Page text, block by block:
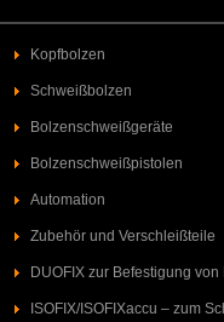
Kopfbolzen
Schweißbolzen
Bolzenschweißgeräte
Bolzenschweißpistolen
Automation
Zubehör und Verschleißteile
DUOFIX zur Befestigung
ISOFIX/ISOFIXaccu – zum